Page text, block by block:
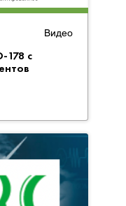
Видео
178 с